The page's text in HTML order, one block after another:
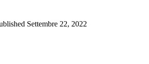
Settembre 22, 2022